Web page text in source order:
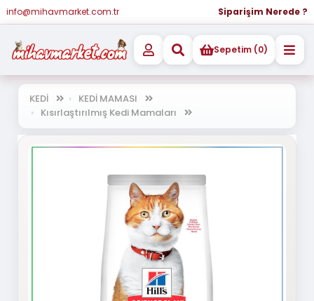
info@mihavmarket.com.tr Siparişim Nerede ?
Sepetim (0)
KEDİ
KEDİ MAMASI
Kısırlaştırılmış Kedi Mamaları